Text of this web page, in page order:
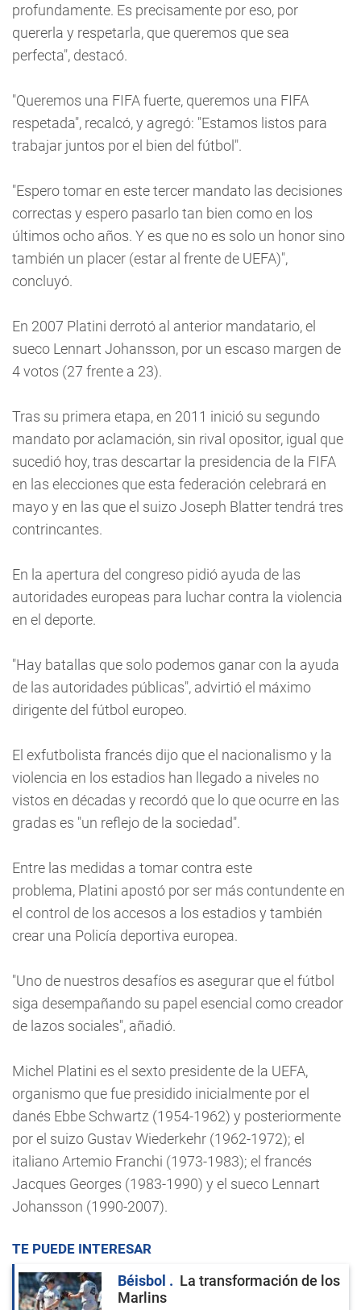
profundamente. Es precisamente por eso, por
quererla y respetarla, que queremos que sea
perfecta", destacó.
"Queremos una FIFA fuerte, queremos una FIFA
respetada", recalcó, y agregó: "Estamos listos para
trabajar juntos por el bien del fútbol".
"Espero tomar en este tercer mandato las decisiones
correctas y espero pasarlo tan bien como en los
últimos ocho años. Y es que no es solo un honor sino
también un placer (estar al frente de UEFA)",
concluyó.
En 2007 Platini derrotó al anterior mandatario, el
sueco Lennart Johansson, por un escaso margen de
4 votos (27 frente a 23).
Tras su primera etapa, en 2011 inició su segundo
mandato por aclamación, sin rival opositor, igual que
sucedió hoy, tras descartar la presidencia de la FIFA
en las elecciones que esta federación celebrará en
mayo y en las que el suizo Joseph Blatter tendrá tres
contrincantes.
En la apertura del congreso pidió ayuda de las
autoridades europeas para luchar contra la violencia
en el deporte.
"Hay batallas que solo podemos ganar con la ayuda
de las autoridades públicas", advirtió el máximo
dirigente del fútbol europeo.
El exfutbolista francés dijo que el nacionalismo y la
violencia en los estadios han llegado a niveles no
vistos en décadas y recordó que lo que ocurre en las
gradas es "un reflejo de la sociedad".
Entre las medidas a tomar contra este
problema, Platini apostó por ser más contundente en
el control de los accesos a los estadios y también
crear una Policía deportiva europea.
"Uno de nuestros desafíos es asegurar que el fútbol
siga desempañando su papel esencial como creador
de lazos sociales", añadió.
Michel Platini es el sexto presidente de la UEFA,
organismo que fue presidido inicialmente por el
danés Ebbe Schwartz (1954-1962) y posteriormente
por el suizo Gustav Wiederkehr (1962-1972); el
italiano Artemio Franchi (1973-1983); el francés
Jacques Georges (1983-1990) y el sueco Lennart
Johansson (1990-2007).
TE PUEDE INTERESAR
Béisbol
La transformación de los
Marlins